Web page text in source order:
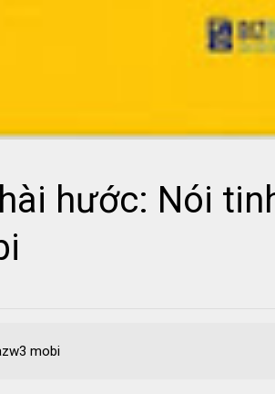
hước: Nói
mobi